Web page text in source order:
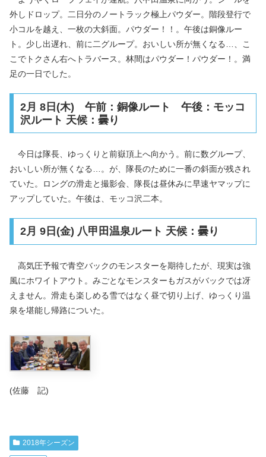
外しドロップ。二日分のノートラック極上パウダー。階段登行で
小コルを越え、一枚の大斜面。パウダー！！。午後は銅像ルー
ト。少し出遅れ、前に二グループ。おいしい所が無くなる…、こ
こでトクさん右へトラバース。林間はパウダー！パウダー！。満
足の一日でした。
2月 8日(木) 午前：銅像ルート 午後：モッコ
沢ルート 天候：曇り
今日は隊長、ゆっくりと前嶽頂上へ向かう。前に数グループ、
おいしい所が無くなる…。が、隊長のために一番の斜面が残され
ていた。ロングの滑走と撮影会、隊長は昼休みに早速ヤマップに
アップしていた。午後は、モッコ沢二本。
2月 9日(金) 八甲田温泉ルート 天候：曇り
高気圧予報で青空バックのモンスターを期待したが、現実は強
風にホワイトアウト。みごとなモンスターもガスがバックでは冴
えません。滑走も楽しめる雪ではなく昼で切り上げ、ゆっくり温
泉を堪能し帰路についた。
(佐藤 記)
2018年シーズン